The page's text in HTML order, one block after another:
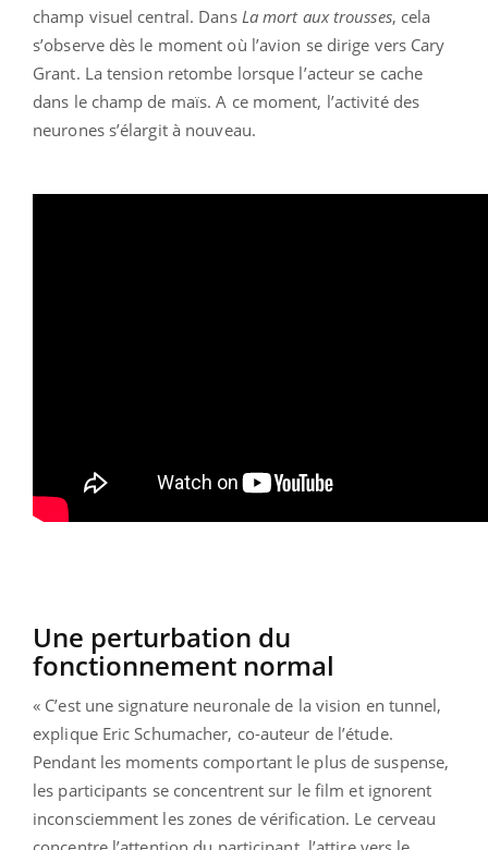
champ visuel central. Dans La mort aux trousses, cela
s’observe dès le moment où l’avion se dirige vers Cary
Grant. La tension retombe lorsque l’acteur se cache
dans le champ de maïs. A ce moment, l’activité des
neurones s’élargit à nouveau.
Une perturbation du
fonctionnement normal
« C’est une signature neuronale de la vision en tunnel,
explique Eric Schumacher, co-auteur de l’étude.
Pendant les moments comportant le plus de suspense,
les participants se concentrent sur le film et ignorent
inconsciemment les zones de vérification. Le cerveau